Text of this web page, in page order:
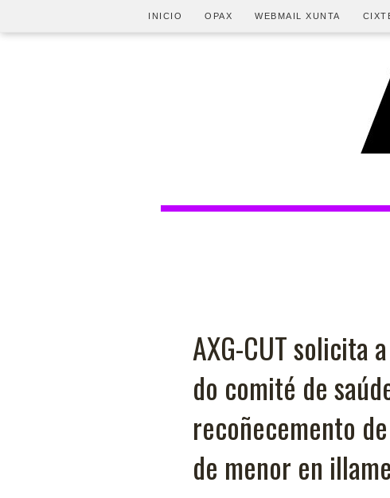
INICIO OPAX WEBMAIL XUNTA
AXG-CUT solicita
do comité de
recoñecemento
de menor en